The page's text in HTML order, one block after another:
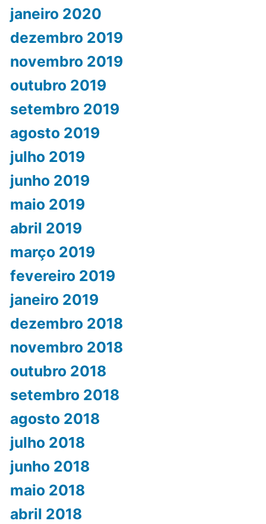
janeiro 2020
dezembro 2019
novembro 2019
outubro 2019
setembro 2019
agosto 2019
julho 2019
junho 2019
maio 2019
abril 2019
março 2019
fevereiro 2019
janeiro 2019
dezembro 2018
novembro 2018
outubro 2018
setembro 2018
agosto 2018
julho 2018
junho 2018
maio 2018
abril 2018